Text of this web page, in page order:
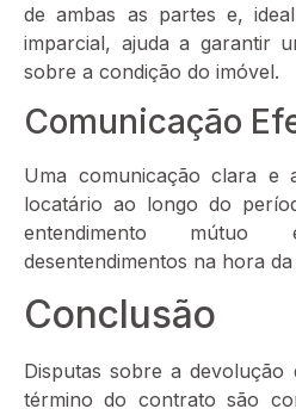
de ambas as partes e,
imparcial, ajuda a garantir
sobre a condição do imóvel.
Comunicação
Uma comunicação clara e
locatário ao longo do
entendimento
desentendimentos na hora
Conclusão
Disputas sobre a devolução
término do contrato são